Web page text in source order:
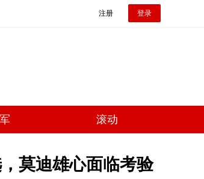
注册 登录
滚动
莫迪雄心面临考验